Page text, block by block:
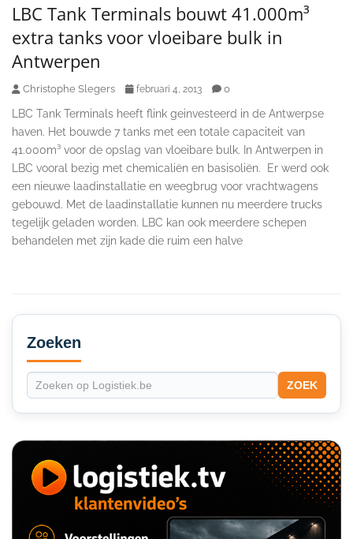
LBC Tank Terminals bouwt 41.000m³
extra tanks voor vloeibare bulk in
Antwerpen
Christophe Slegers februari 4, 2013 0
LBC Tank Terminals heeft flink geinvesteerd in de Antwerpse
haven. Het bouwde 7 tanks met een totale capaciteit van
41.000m³ voor de opslag van vloeibare bulk. In Antwerpen in
LBC vooral bezig met chemicaliën en basisoliën. Er werd ook
een nieuwe laadinstallatie en weegbrug voor vrachtwagens
gebouwd. Met de laadinstallatie kunnen nu meerdere trucks
tegelijk geladen worden. LBC kan ook meerdere schepen
behandelen met zijn kade die ruim een halve
Secondary
Sidebar
Zoeken
ZOEK